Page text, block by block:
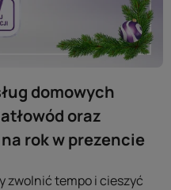
domowych
oraz
rok w prezencie
zwolnić tempo i cieszyć